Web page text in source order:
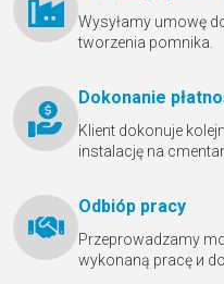
Wysyłamy umowę
tworzenia pomnika.
Dokonanie
Klient dokonuje
instalację na
Odbióр pracy
Przeprowadzamy
wykonaną pracę и